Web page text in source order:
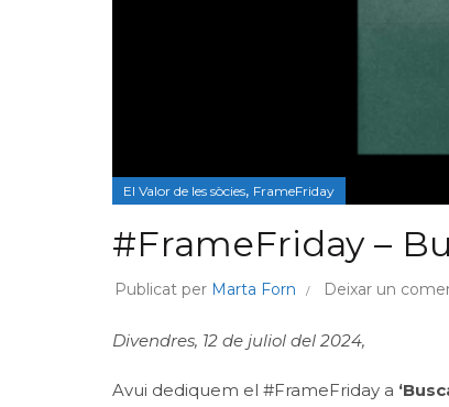
El Valor de les sòcies, FrameFriday
#FrameFriday –
Publicat per Marta Forn Deixar un
Divendres, 12 de juliol del 2024,
Avui dediquem el #FrameFriday a